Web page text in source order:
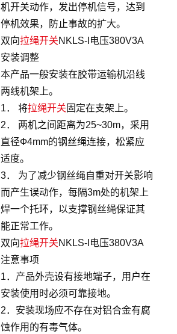
机开关动作，发出停机信号，达到
停机效果，防止事故的扩大。
双向拉绳开关NKLS-I电压380V3A
安装调整
本产品一般安装在胶带运输机沿线
两线机架上。
1． 将拉绳开关 固定在支架上。
2． 两机之间距离为25~30m，采用
直径Ф4mm的钢丝绳连接，松紧应
适度。
3． 为了减少钢丝绳自重对开关影响
而产生误动作，每隔3m处的机架上
焊一个托环，以支撑钢丝绳保证其
能正常工作。
双向拉绳开关NKLS-I电压380V3A
注意事项
1．产品外壳设有接地端子，用户在
安装使用时必须可靠接地。
2．安装现场应不存在对铝合金有腐
蚀作用的有毒气体。